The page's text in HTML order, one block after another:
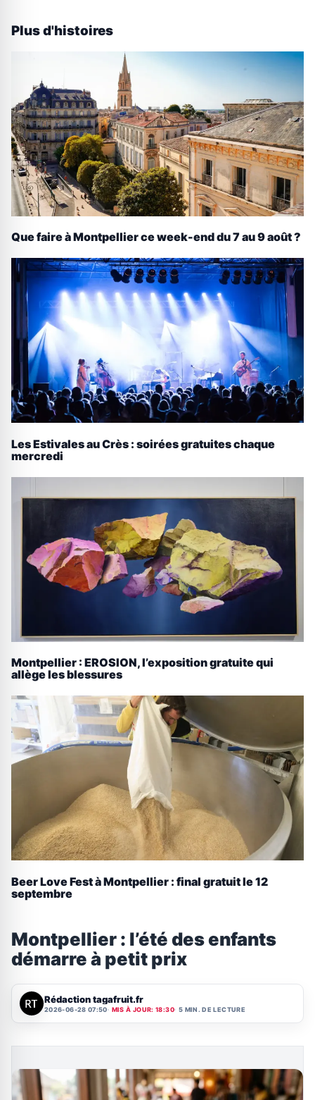
Plus d'histoires
Que faire à Montpellier ce week-end du 7 au 9 août ?
Les Estivales au Crès : soirées gratuites chaque
mercredi
Montpellier : EROSION, l’exposition gratuite qui
allège les blessures
Beer Love Fest à Montpellier : final gratuit le 12
septembre
Montpellier : l’été des enfants
démarre à petit prix
Rédaction tagafruit.fr
2026-06-28 07:50 MIS À JOUR: 18:30 5 MIN. DE LECTURE